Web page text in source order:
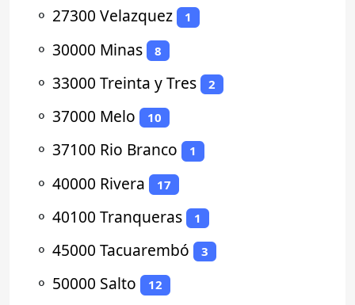
⚬ 27300 Velazquez 1
⚬ 30000 Minas 8
⚬ 33000 Treinta y Tres 2
⚬ 37000 Melo 10
⚬ 37100 Rio Branco 1
⚬ 40000 Rivera 17
⚬ 40100 Tranqueras 1
⚬ 45000 Tacuarembó 3
⚬ 50000 Salto 12